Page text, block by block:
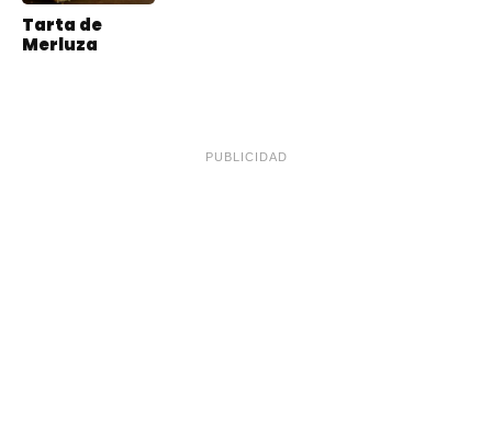
Tarta de
Merluza
PUBLICIDAD